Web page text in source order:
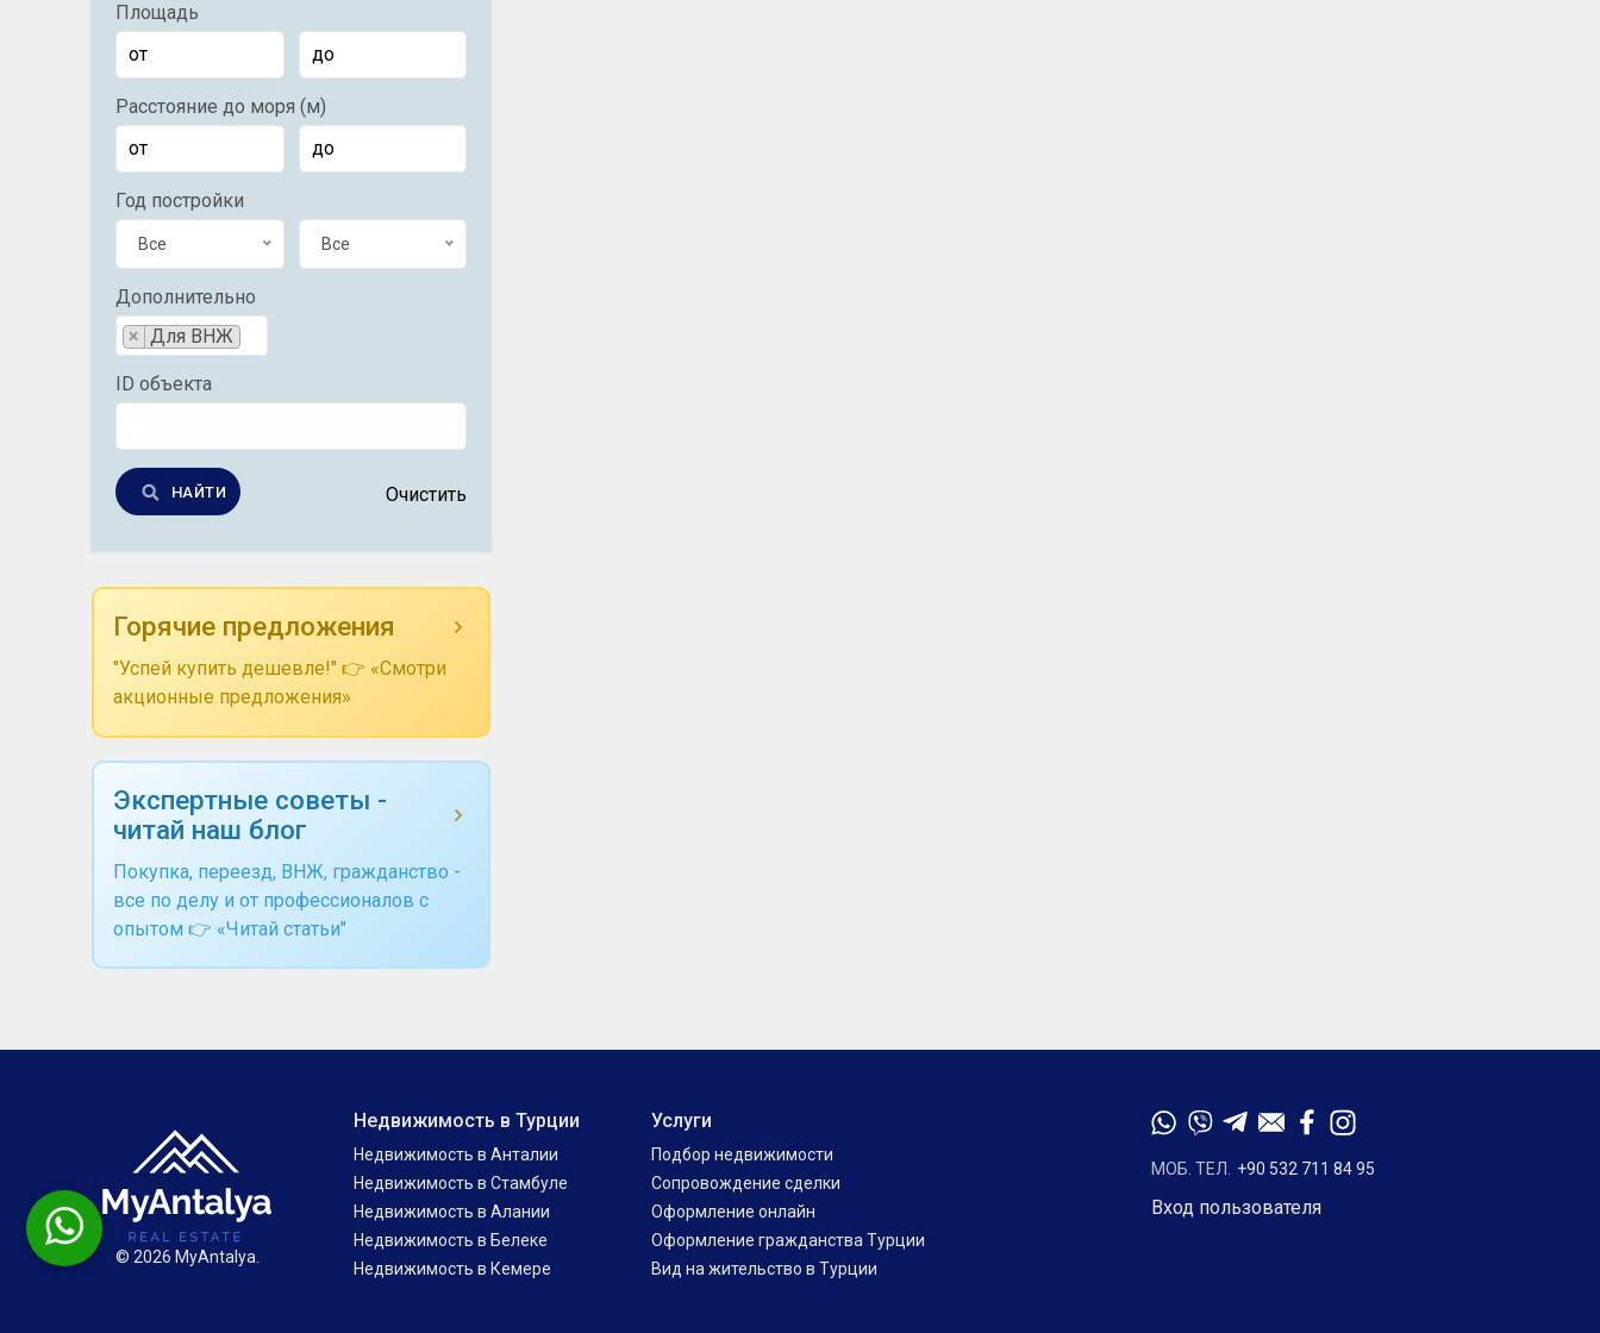
Площадь
Расстояние до моря (м)
Год постройки
Все Все
Дополнительно
× Для ВНЖ
ID объекта
НАЙТИ Очистить
Горячие предложения
"Успей купить дешевле!" 👉 «Смотри
акционные предложения»
Экспертные советы -
читай наш блог
Покупка, переезд, ВНЖ, гражданство -
все по делу и от профессионалов с
опытом 👉 «Читай статьи"
© 2026 MyAntalya.
Недвижимость в Турции
Недвижимость в Анталии
Недвижимость в Стамбуле
Недвижимость в Алании
Недвижимость в Белеке
Недвижимость в Кемере
Услуги
Подбор недвижимости
Сопровождение сделки
Оформление онлайн
Оформление гражданства Турции
Вид на жительство в Турции
МОБ. ТЕЛ. +90 532 711 84 95
Вход пользователя